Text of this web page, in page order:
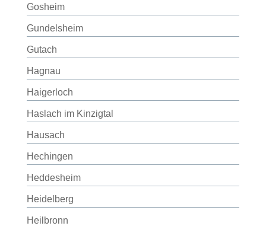
Gosheim
Gundelsheim
Gutach
Hagnau
Haigerloch
Haslach im Kinzigtal
Hausach
Hechingen
Heddesheim
Heidelberg
Heilbronn